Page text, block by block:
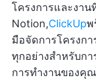
โครงการและงา
Notion,ClickUpพ
มือจัดการโครงก
ทุกอย่างสำหรับก
การทำงานของคุ